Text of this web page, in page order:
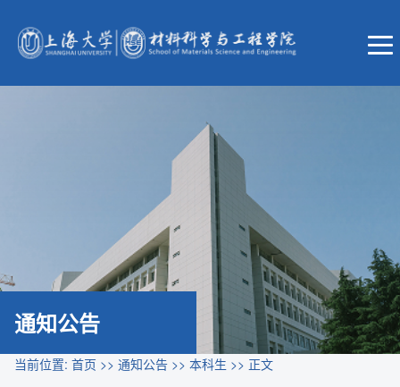
通知公告
当前位置: 首页 >> 通知公告 >> 本科生 >> 正文